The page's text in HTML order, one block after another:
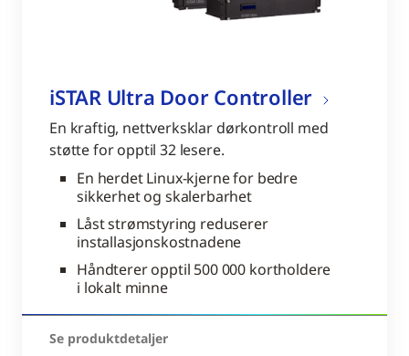
iSTAR Ultra Door Controller
En kraftig, nettverksklar dørkontroll med
støtte for opptil 32 lesere.
En herdet Linux-kjerne for bedre
sikkerhet og skalerbarhet
Låst strømstyring reduserer
installasjonskostnadene
Håndterer opptil 500 000 kortholdere
i lokalt minne
Se produktdetaljer